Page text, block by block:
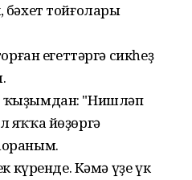
бәхет тойғолары
егеттәргә сикһеҙ
ҡыҙымдан: "Нишләп
яҡҡа йөҙөргә
күренде. Кәмә үҙе үк